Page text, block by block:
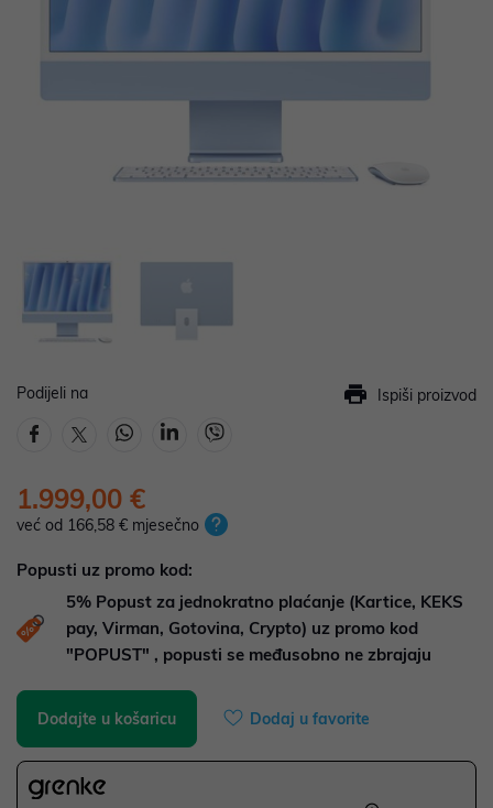
Podijeli na Ispiši proizvod
1.999,00 €
već od 166,58 € mjesečno
Popusti uz promo kod:
5% Popust za jednokratno plaćanje (Kartice, KEKS
pay, Virman, Gotovina, Crypto) uz promo kod
"POPUST" , popusti se međusobno ne zbrajaju
Dodajte u košaricu Dodaj u favorite